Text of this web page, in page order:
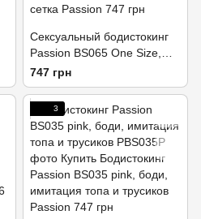
Сексуальный бодистокинг
Passion BS065 One Size,
Black, комбинезон, крупная
сетка
747 грн
3